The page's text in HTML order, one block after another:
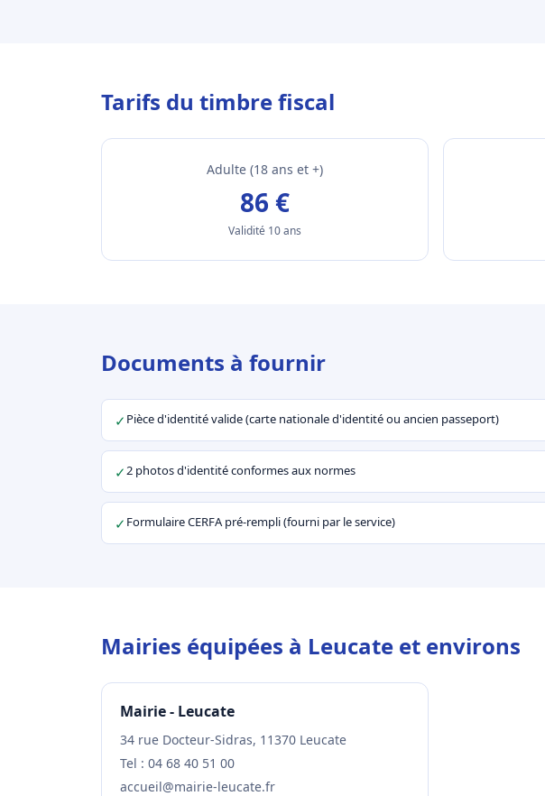
Tarifs du timbre fiscal
Adulte (18 ans et +)
86 €
Validité 10 ans
Documents à fournir
✓ Pièce d'identité valide (carte nationale d'identité ou ancien passeport)
✓2 photos d'identité conformes aux normes
✓ Formulaire CERFA pré-rempli (fourni par le service)
Mairies équipées à Leucate et environs
Mairie - Leucate
34 rue Docteur-Sidras, 11370 Leucate
Tel : 04 68 40 51 00
accueil@mairie-leucate.fr